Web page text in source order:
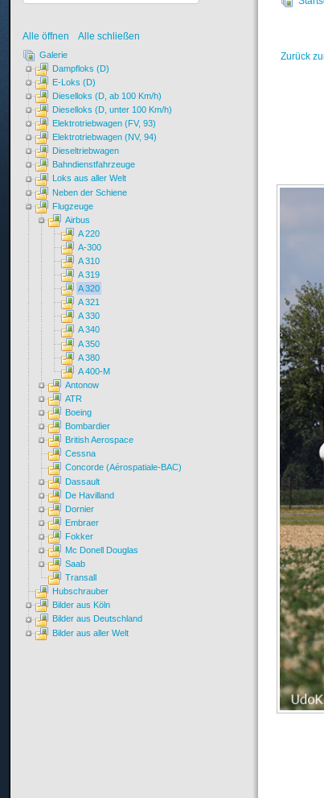
Zurück
Alle öffnen Alle schließen
Galerie
Dampfloks (D)
E-Loks (D)
Dieselloks (D, ab 100 Km/h)
Dieselloks (D, unter 100 Km/h)
Elektrotriebwagen (FV, 93)
Elektrotriebwagen (NV, 94)
Dieseltriebwagen
Bahndienstfahrzeuge
Loks aus aller Welt
Neben der Schiene
Flugzeuge
Airbus
A 220
A-300
A 310
A 319
A 320
A 321
A 330
A 340
A 350
A 380
A 400-M
Antonow
ATR
Boeing
Bombardier
British Aerospace
Cessna
Concorde (Aérospatiale-BAC)
Dassault
De Havilland
Dornier
Embraer
Fokker
Mc Donell Douglas
Saab
Transall
Hubschrauber
Bilder aus Köln
Bilder aus Deutschland
Bilder aus aller Welt